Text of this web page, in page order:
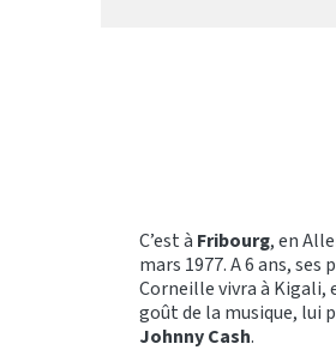
C’est à Fribourg, en
mars 1977. A 6 ans,
Corneille vivra à Kigali,
goût de la musique, lui
Johnny Cash.